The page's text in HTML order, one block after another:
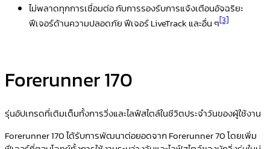
ไม่พลาดทุกการเชื่อมต่อกับการรองรับการแจ้งเตือนอัจฉริยะ
ฟีเจอร์ด้านความปลอดภัย ฟีเจอร์LiveTrack และอื่น ๆ[3]
Forerunner 170
รุ่นอัปเกรดที่เติมเต็มทั้งการวิ่งและไลฟ์สไตล์ในชีวิตประจำวันของผู้ใช้งาน
Forerunner 170 ได้รับการพัฒนาต่อยอดจาก Forerunner 70 โดยเพิ่ม